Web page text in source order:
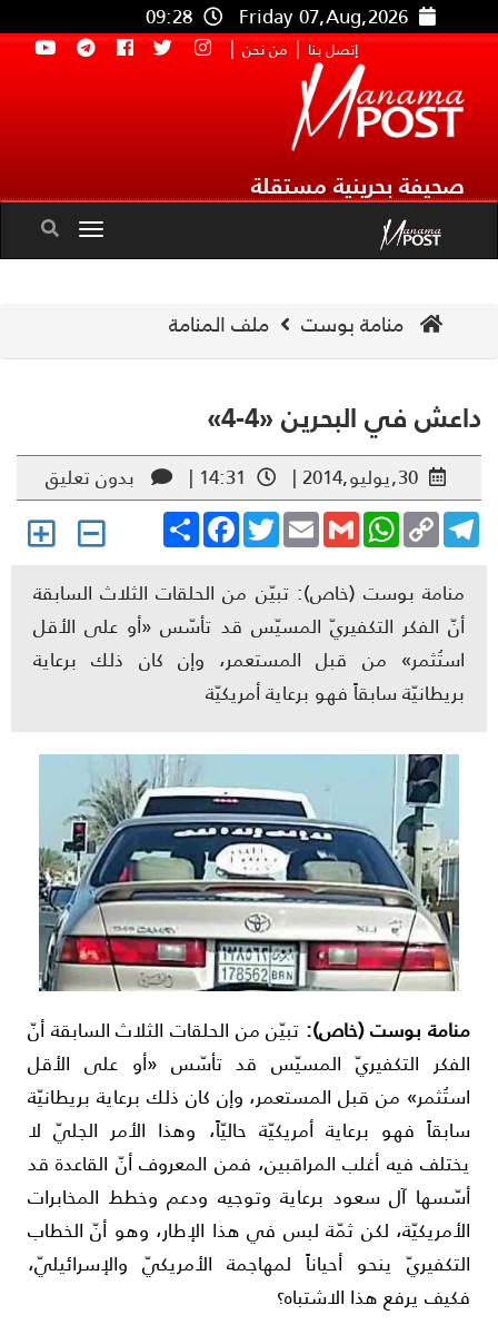
Friday 07,Aug,2026
09:28
إتصل بنا | من نحن |
صحيفة بحرينية مستقلة
Toggle
navigation
منامة بوست ملف المنامة
في البحرين «4-4»
30,يوليو,2014 | 14:31 |
بدون تعليق
Share
FacebookTwitterEmailGmail
WhatsAppCopy
Link
منامة بوست (خاص): تبيّن من الحلقات الثلاث السابقة
أنّ الفكر التكفيريّ المسيّس قد تأسّس «أو على الأقل
استُثمر» من قبل المستعمر، وإن كان ذلك برعاية
بريطانيّة سابقاً فهو برعاية أمريكيّة
بوست (خاص):تبيّن من الحلقات الثلاث السابقة أنّ
التكفيريّ المسيّس قد تأسّس «أو على الأقل
من قبل المستعمر، وإن كان ذلك برعاية بريطانيّة
فهو برعاية أمريكيّة حاليّاً، وهذا الأمر الجليّ لا
فيه أغلب المراقبين، فمن المعروف أنّ القاعدة قد
آل سعود برعاية وتوجيه ودعم وخطط المخابرات
لكن ثمّة لبس في هذا الإطار، وهو أنّ الخطاب
ينحو أحياناً لمهاجمة الأمريكيّ والإسرائيليّ،
يرفع هذا الاشتباه؟